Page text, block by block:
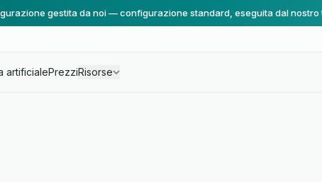
gestita da noi — configurazione standard, eseguita dal nostro
artificialePrezziRisorse